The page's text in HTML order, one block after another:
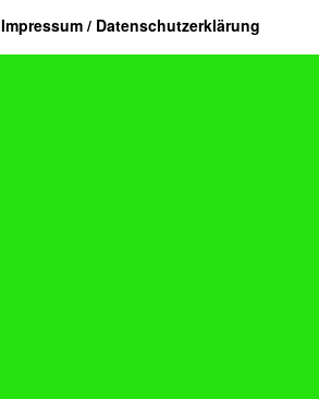
Impressum / Datenschutzerklärung